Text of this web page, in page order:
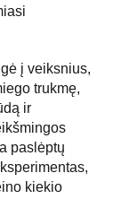
į veiksnius,
trukmę,
ir
paslėptų
kiekio